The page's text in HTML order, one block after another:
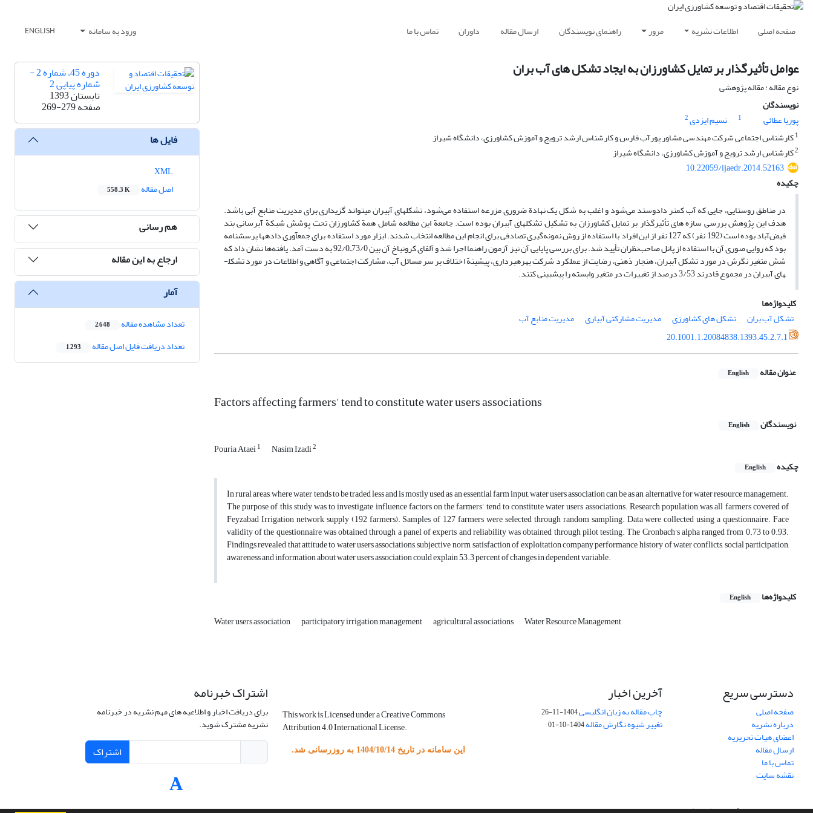
صفحه اصلی اطلاعات نشریه مرور راهنمای نویسندگان ارسال مقاله داوران تماس با ما ورود به سامانه ENGLISH
عوامل تأثیرگذار بر تمایل کشاورزان به ایجاد تشکل های آب بران
نوع مقاله : مقاله پژوهشی
نویسندگان
پوریا عطائی
1 نسیم ایزدی2
1کارشناس اجتماعی شرکت مهندسی مشاور پورآب فارس و کارشناس ارشد ترویج و آموزش کشاورزی، دانشگاه شیراز
2کارشناس ارشد ترویج و آموزش کشاورزی، دانشگاه شیراز
10.22059/ijaedr.2014.52163
چکیده
در مناطق روستایی، جایی که آب کمتر دادوستد می‌شود و اغلب به شکل یک نهادة ضروری مزرعه استفاده می‌شود، تشکل­های آب­بران می­تواند گزیداری برای مدیریت منابع آبی باشد.
هدف این پژوهش بررسی سازه ­های تأثیرگذار بر تمایل کشاورزان به تشکیل تشکل­های آب­بران بوده است. جامعة این مطالعه شامل همة کشاورزان تحت پوشش شبکة آبرسانی بند
فیض‌آباد بوده است (192 نفر) که 127 نفر از این افراد با استفاده از روش نمونه‌گیری تصادفی برای انجام این مطالعه انتخاب شدند. ابزار مورد استفاده برای جمع­آوری داده­ها پرسشنامه
بود که روایی صوری آن با استفاده از پانل صاحب‌نظران تأیید شد. برای بررسی پایایی آن نیز آزمون راهنما اجرا شد و آلفای کرونباخ آن بین 73/0ـ92/0 به دست آمد. یافته‌ها نشان داد که
شش متغیر نگرش در مورد تشکل آب­بران، هنجار ذهنی، رضایت از عملکرد شرکت بهره­برداری، پیشینة اختلاف بر سر مسائل آب، مشارکت اجتماعی و آگاهی و اطلاعات در مورد تشکل­
های آب­بران در مجموع قادرند 3/53 درصد از تغییرات در متغیر وابسته را پیش­بینی کنند.
کلیدواژه‌ها
تشکل آب بران
تشکل های کشاورزی مدیریت مشارکتی آبیاری
مدیریت منابع آب
20.1001.1.20084838.1393.45.2.7.1
عنوان مقاله English
Factors affecting farmers' tend to constitute water users associations
نویسندگان English
Pouria Ataei1 Nasim Izadi2
چکیده English
In rural areas, where water tends to be traded less and is mostly used as an essential farm input, water users association can be as an alternative for water resource management.
The purpose of this study was to investigate influence factors on the farmers’ tend to constitute water users associations. Research population was all farmers covered of
Feyzabad Irrigation network supply (192 farmers). Samples of 127 farmers were selected through random sampling. Data were collected using a questionnaire. Face
validity of the questionnaire was obtained through a panel of experts and reliability was obtained through pilot testing. The Cronbach's alpha ranged from 0.73 to 0.93.
Findings revealed that attitude to water users associations, subjective norm, satisfaction of exploitation company performance, history of water conflicts, social participation,
awareness and information about water users association could explain 53.3 percent of changes in dependent variable.
کلیدواژه‌ها English
Water users association participatory irrigation management agricultural associations Water Resource Management
دوره 45، شماره 2 -
شماره پیاپی 2
تابستان 1393
صفحه269-279
فایل ها
اصل مقاله
558.3 K
هم رسانی
ارجاع به این مقاله
آمار
تعداد مشاهده مقاله 2,648
تعداد دریافت فایل اصل مقاله 1,293
دسترسی سریع
صفحه اصلی
درباره نشریه
اعضای هیات تحریریه
ارسال مقاله
تماس با ما
نقشه سایت
آخرین اخبار
چاپ مقاله به زبان انگلیسی1404-11-26
تغییر شیوه نگارش مقاله1404-10-01
This work is Licensed under a Creative Commons
Attribution 4.0 International License.
این سامانه در تاریخ 1404/10/14 به روزرسانی شد.
اشتراک خبرنامه
برای دریافت اخبار و اطلاعیه های مهم نشریه در خبرنامه
نشریه مشترک شوید.
اشتراک